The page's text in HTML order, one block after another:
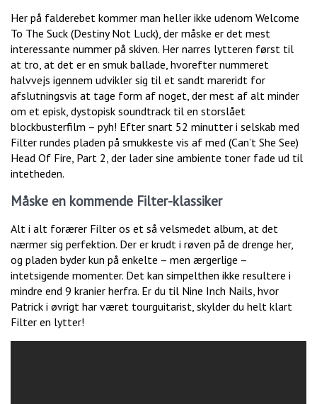
Her på falderebet kommer man heller ikke udenom Welcome
To The Suck (Destiny Not Luck), der måske er det mest
interessante nummer på skiven. Her narres lytteren først til
at tro, at det er en smuk ballade, hvorefter nummeret
halvvejs igennem udvikler sig til et sandt mareridt for
afslutningsvis at tage form af noget, der mest af alt minder
om et episk, dystopisk soundtrack til en storslået
blockbusterfilm – pyh! Efter snart 52 minutter i selskab med
Filter rundes pladen på smukkeste vis af med (Can’t She See)
Head Of Fire, Part 2, der lader sine ambiente toner fade ud til
intetheden.
Måske en kommende Filter-klassiker
Alt i alt forærer Filter os et så velsmedet album, at det
nærmer sig perfektion. Der er krudt i røven på de drenge her,
og pladen byder kun på enkelte – men ærgerlige –
intetsigende momenter. Det kan simpelthen ikke resultere i
mindre end 9 kranier herfra. Er du til Nine Inch Nails, hvor
Patrick i øvrigt har været tourguitarist, skylder du helt klart
Filter en lytter!